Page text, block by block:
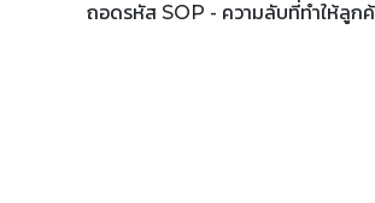
ถอดรหัส SOP - ความลับที่ทำให้ลูกค้